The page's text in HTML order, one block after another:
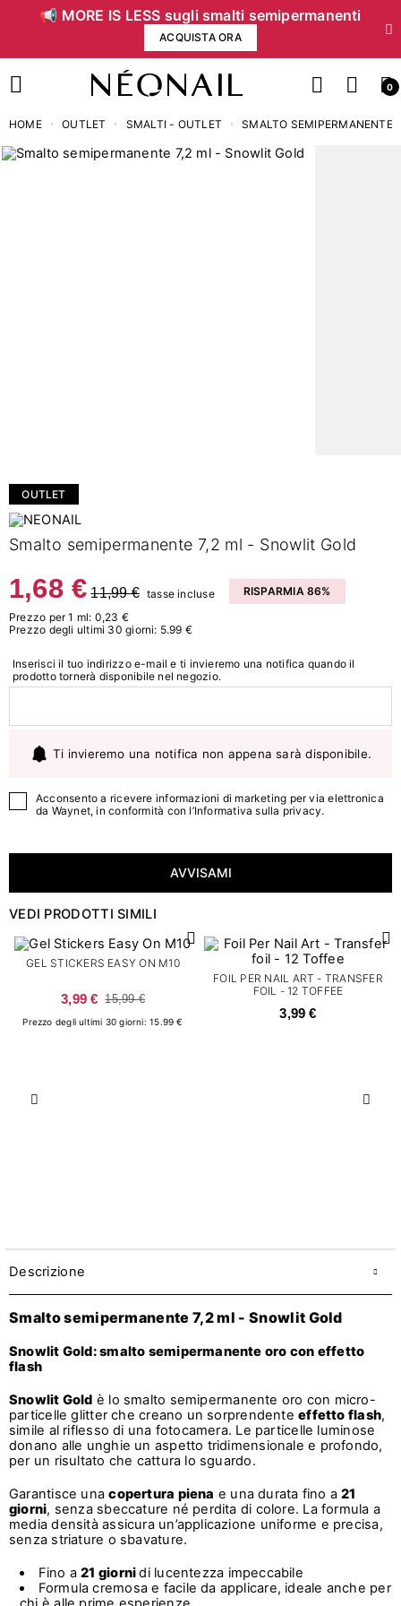
📢 MORE IS LESS sugli smalti semipermanenti
ACQUISTA ORA
0
HOME OUTLET SMALTI - OUTLET SMALTO SEMIPERMANENTE
OUTLET
Smalto semipermanente 7,2 ml - Snowlit Gold
1,68 € 11,99 € tasse incluse
RISPARMIA 86%
Prezzo per 1 ml: 0,23 €
Prezzo degli ultimi 30 giorni: 5.99 €
Inserisci il tuo indirizzo e-mail e ti invieremo una notifica quando il
prodotto tornerà disponibile nel negozio.
Ti invieremo una notifica non appena sarà disponibile.
Acconsento a ricevere informazioni di marketing per via elettronica
da Waynet, in conformità con l’Informativa sulla privacy.
AVVISAMI
VEDI PRODOTTI SIMILI
Precedente
GEL STICKERS EASY ON M10
3,99 € 15,99 €
Prezzo degli ultimi 30 giorni: 15.99 €
FOIL PER NAIL ART - TRANSFER
FOIL - 12 TOFFEE
3,99 €
Descrizione
Smalto semipermanente 7,2 ml - Snowlit Gold
Snowlit Gold: smalto semipermanente oro con effetto
flash
Snowlit Gold è lo smalto semipermanente oro con micro-
particelle glitter che creano un sorprendenteeffetto flash,
simile al riflesso di una fotocamera. Le particelle luminose
donano alle unghie un aspetto tridimensionale e profondo,
per un risultato che cattura lo sguardo.
Garantisce unacopertura piena e una durata fino a21
giorni, senza sbeccature né perdita di colore. La formula a
media densità assicura un’applicazione uniforme e precisa,
senza striature o sbavature.
Fino a21 giornidi lucentezza impeccabile
Formula cremosa e facile da applicare, ideale anche per